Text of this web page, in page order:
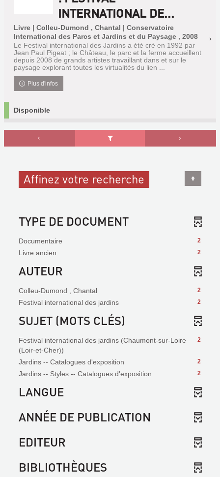
INTERNATIONAL DE...
Livre | Colleu-Dumond , Chantal | Conservatoire
International des Parcs et Jardins et du Paysage , 2008
Le Festival international des Jardins a été cré en 1992 par
Jean Paul Pigeat ; le Château, le parc et la ferme accueillent
depuis 2008 de grands artistes travaillant dans et sur le
paysage explorant toutes les virtualités du lien ...
Plus d'infos
Disponible
Affinez votre recherche
TYPE DE DOCUMENT
2
Documentaire
2
Livre ancien
AUTEUR
2
Colleu-Dumond , Chantal
2
Festival international des jardins
SUJET (MOTS CLÉS)
2
Festival international des jardins (Chaumont-sur-Loire
(Loir-et-Cher))
2
Jardins -- Catalogues d'exposition
2
Jardins -- Styles -- Catalogues d'exposition
LANGUE
ANNÉE DE PUBLICATION
EDITEUR
BIBLIOTHÈQUES